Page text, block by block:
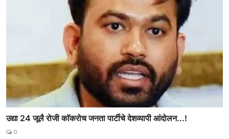
उद्या 24 जूलै रोजी काॅकरोच जनता पार्टीचे देशव्यापी आंदोलन...!
0